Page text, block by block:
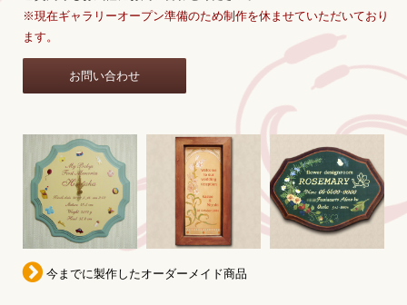
※現在ギャラリーオープン準備のため制作を休ませていただいており
ます。
お問い合わせ
今までに製作したオーダーメイド商品